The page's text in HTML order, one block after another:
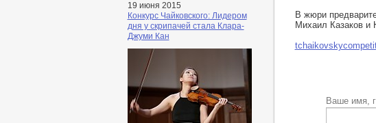
19 июня 2015
Конкурс Чайковского: Лидером
дня у скрипачей стала Клара-
Джуми Кан
В жюри
Михаил Казаков и
Ваше имя,